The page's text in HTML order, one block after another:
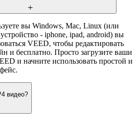
вы Windows, Mac, Linux (или
- iphone, ipad, android) вы
VEED, чтобы редактировать
и бесплатно. Просто загрузите ваши
и начните использовать простой и
видео?